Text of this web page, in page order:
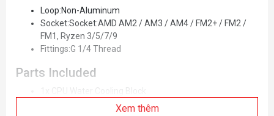
Loop:Non-Aluminum
Socket:Socket:AMD AM2 / AM3 / AM4 / FM2+ / FM2 /
FM1, Ryzen 3/5/7/9
Fittings:G 1/4 Thread
Parts Included
1x CPU Water Cooling Block
1x Mounting HardwareXem thêm